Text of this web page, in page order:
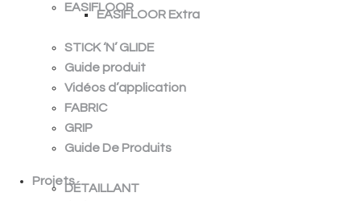
EASIFLOOR
EASIFLOOR Extra
STICK ‘N’ GLIDE
Guide produit
Vidéos d’application
FABRIC
GRIP
Guide De Produits
Projets
DÉTAILLANT